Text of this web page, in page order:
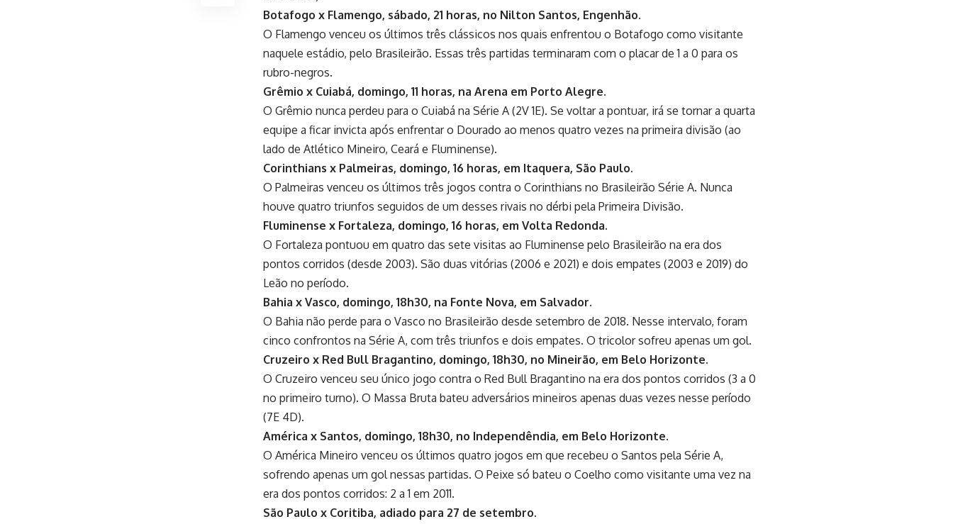
Botafogo x Flamengo, sábado, 21 horas, no Nilton Santos, Engenhão.
O Flamengo venceu os últimos três clássicos nos quais enfrentou o Botafogo como visitante
naquele estádio, pelo Brasileirão. Essas três partidas terminaram com o placar de 1 a 0 para os
rubro-negros.
Grêmio x Cuiabá, domingo, 11 horas, na Arena em Porto Alegre.
O Grêmio nunca perdeu para o Cuiabá na Série A (2V 1E). Se voltar a pontuar, irá se tornar a quarta
equipe a ficar invicta após enfrentar o Dourado ao menos quatro vezes na primeira divisão (ao
lado de Atlético Mineiro, Ceará e Fluminense).
Corinthians x Palmeiras, domingo, 16 horas, em Itaquera, São Paulo.
O Palmeiras venceu os últimos três jogos contra o Corinthians no Brasileirão Série A. Nunca
houve quatro triunfos seguidos de um desses rivais no dérbi pela Primeira Divisão.
Fluminense x Fortaleza, domingo, 16 horas, em Volta Redonda.
O Fortaleza pontuou em quatro das sete visitas ao Fluminense pelo Brasileirão na era dos
pontos corridos (desde 2003). São duas vitórias (2006 e 2021) e dois empates (2003 e 2019) do
Leão no período.
Bahia x Vasco, domingo, 18h30, na Fonte Nova, em Salvador.
O Bahia não perde para o Vasco no Brasileirão desde setembro de 2018. Nesse intervalo, foram
cinco confrontos na Série A, com três triunfos e dois empates. O tricolor sofreu apenas um gol.
Cruzeiro x Red Bull Bragantino, domingo, 18h30, no Mineirão, em Belo Horizonte.
O Cruzeiro venceu seu único jogo contra o Red Bull Bragantino na era dos pontos corridos (3 a 0
no primeiro turno). O Massa Bruta bateu adversários mineiros apenas duas vezes nesse período
(7E 4D).
América x Santos, domingo, 18h30, no Independêndia, em Belo Horizonte.
O América Mineiro venceu os últimos quatro jogos em que recebeu o Santos pela Série A,
sofrendo apenas um gol nessas partidas. O Peixe só bateu o Coelho como visitante uma vez na
era dos pontos corridos: 2 a 1 em 2011.
São Paulo x Coritiba, adiado para 27 de setembro.